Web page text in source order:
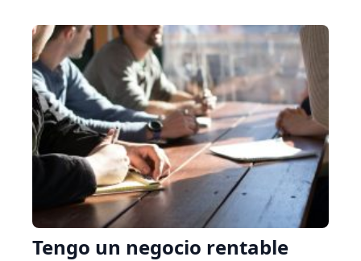
Tengo un negocio rentable